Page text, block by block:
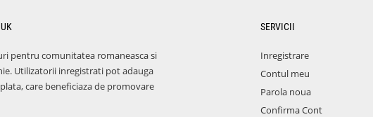
pentru comunitatea romaneasca si
Utilizatorii inregistrati pot adauga
care beneficiaza de promovare
SERVICII
Inregistrare
Contul meu
Parola noua
Confirma Cont